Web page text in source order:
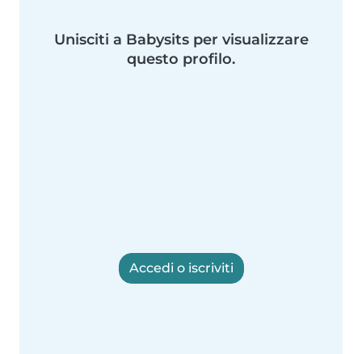
Unisciti a Babysits per visualizzare
questo profilo.
Accedi o iscriviti